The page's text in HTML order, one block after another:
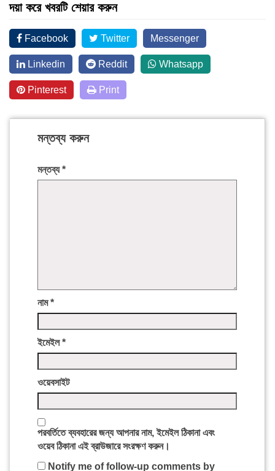
দয়া করে খবরটি শেয়ার করুন
Facebook Twitter Messenger
Linkedin Reddit Whatsapp
Pinterest Print
মন্তব্য করুন
মন্তব্য*
নাম*
ইমেইল*
ওয়েবসাইট
পরবর্তিতে ব্যবহারের জন্য আপনার নাম, ইমেইল ঠিকানা এবং
ওয়েব ঠিকানা এই ব্রাউজারে সংরক্ষণ করুন।
Notify me of follow-up comments by